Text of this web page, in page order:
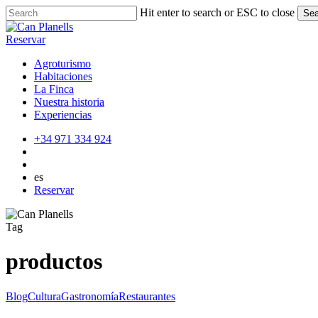
Skip
to
main
Hit enter to search or ESC to close
Close
Search
Reservar
Agroturismo
Habitaciones
La Finca
Nuestra historia
Experiencias
+34 971 334 924
es
Reservar
Tag
productos
Gastronomía
BlogCulturaGastronomíaRestaurantes